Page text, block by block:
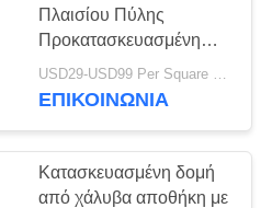
Πλαισίου Πύλης
Προκατασκευασμένη
Αποθήκη Εργαστήριο
Q235B Q355B
USD29-USD99 Per Square Meter MOQ:500 τετραγωνικό μέτρο
ΕΠΙΚΟΙΝΩΝΙΑ
Κατασκευασμένη δομή
από χάλυβα αποθήκη με